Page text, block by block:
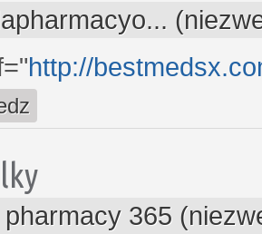
http://
pharmacy 365